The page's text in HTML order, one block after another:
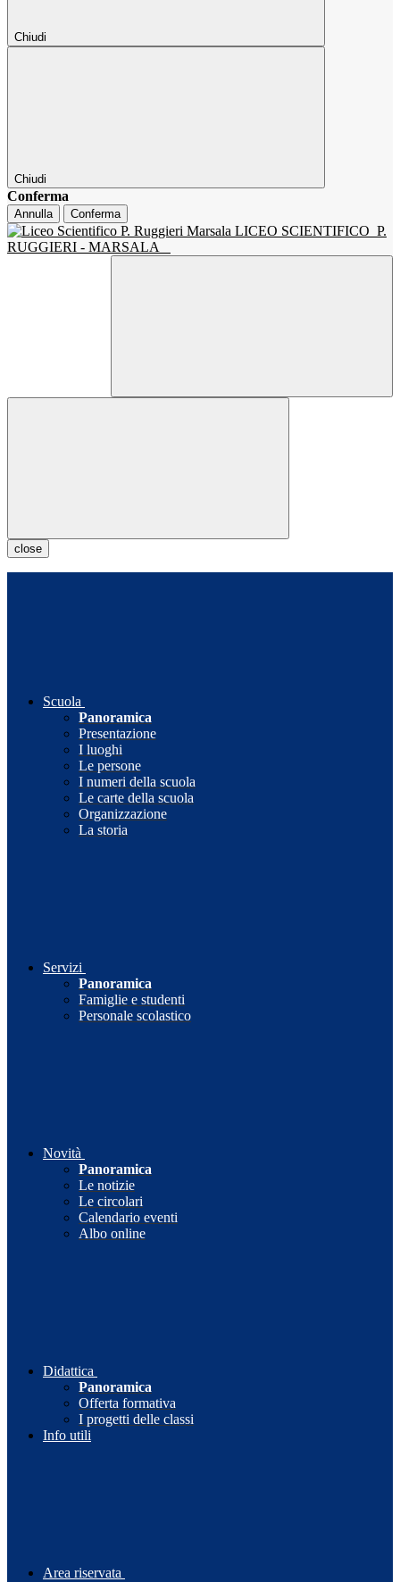
Chiudi
Chiudi
Conferma
Annulla Conferma
LICEO SCIENTIFICO P.
RUGGIERI - MARSALA
close
Scuola
Panoramica
Presentazione
I luoghi
Le persone
I numeri della scuola
Le carte della scuola
Organizzazione
La storia
Servizi
Panoramica
Famiglie e studenti
Personale scolastico
Novità
Panoramica
Le notizie
Le circolari
Calendario eventi
Albo online
Didattica
Panoramica
Offerta formativa
I progetti delle classi
Info utili
Area riservata